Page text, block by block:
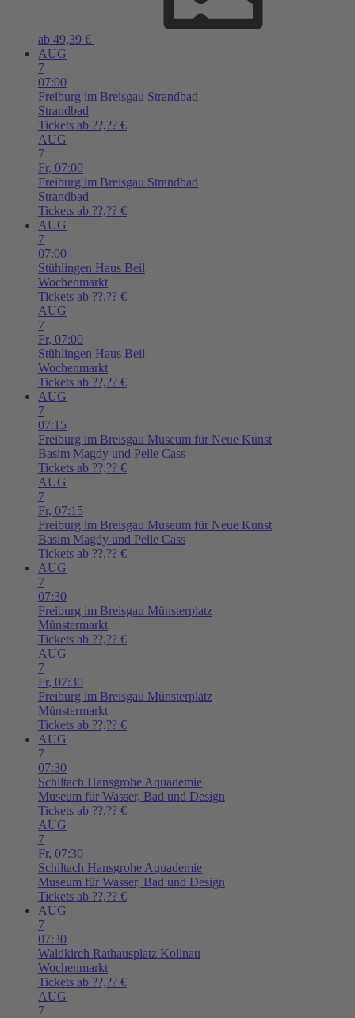
ab 49,39 €
AUG
7
07:00
Freiburg im Breisgau Strandbad
Strandbad
Tickets ab ??,?? €
AUG
7
Fr, 07:00
Freiburg im Breisgau Strandbad
Strandbad
Tickets ab ??,?? €
AUG
7
07:00
Stühlingen Haus Beil
Wochenmarkt
Tickets ab ??,?? €
AUG
7
Fr, 07:00
Stühlingen Haus Beil
Wochenmarkt
Tickets ab ??,?? €
AUG
7
07:15
Freiburg im Breisgau Museum für Neue Kunst
Basim Magdy und Pelle Cass
Tickets ab ??,?? €
AUG
7
Fr, 07:15
Freiburg im Breisgau Museum für Neue Kunst
Basim Magdy und Pelle Cass
Tickets ab ??,?? €
AUG
7
07:30
Freiburg im Breisgau Münsterplatz
Münstermarkt
Tickets ab ??,?? €
AUG
7
Fr, 07:30
Freiburg im Breisgau Münsterplatz
Münstermarkt
Tickets ab ??,?? €
AUG
7
07:30
Schiltach Hansgrohe Aquademie
Museum für Wasser, Bad und Design
Tickets ab ??,?? €
AUG
7
Fr, 07:30
Schiltach Hansgrohe Aquademie
Museum für Wasser, Bad und Design
Tickets ab ??,?? €
AUG
7
07:30
Waldkirch Rathausplatz Kollnau
Wochenmarkt
Tickets ab ??,?? €
AUG
7